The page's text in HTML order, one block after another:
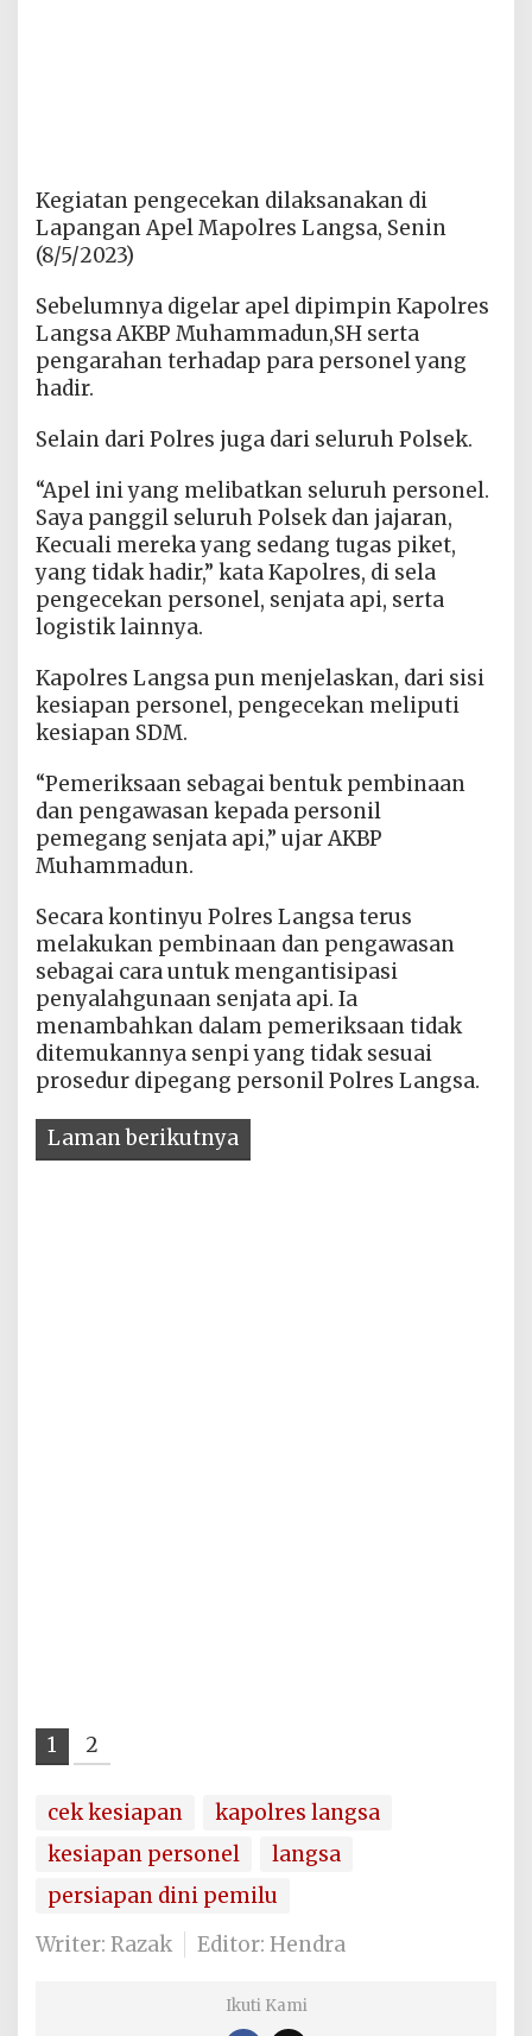
Kegiatan pengecekan dilaksanakan di
Lapangan Apel Mapolres Langsa, Senin
(8/5/2023)
Sebelumnya digelar apel dipimpin Kapolres
Langsa AKBP Muhammadun,SH serta
pengarahan terhadap para personel yang
hadir.
Selain dari Polres juga dari seluruh Polsek.
“Apel ini yang melibatkan seluruh personel.
Saya panggil seluruh Polsek dan jajaran,
Kecuali mereka yang sedang tugas piket,
yang tidak hadir,” kata Kapolres, di sela
pengecekan personel, senjata api, serta
logistik lainnya.
Kapolres Langsa pun menjelaskan, dari sisi
kesiapan personel, pengecekan meliputi
kesiapan SDM.
“Pemeriksaan sebagai bentuk pembinaan
dan pengawasan kepada personil
pemegang senjata api,” ujar AKBP
Muhammadun.
Secara kontinyu Polres Langsa terus
melakukan pembinaan dan pengawasan
sebagai cara untuk mengantisipasi
penyalahgunaan senjata api. Ia
menambahkan dalam pemeriksaan tidak
ditemukannya senpi yang tidak sesuai
prosedur dipegang personil Polres Langsa.
Laman berikutnya
1 2
cek kesiapan
kapolres langsa
kesiapan personel
langsa
persiapan dini pemilu
Writer: Razak
Editor: Hendra
Ikuti Kami